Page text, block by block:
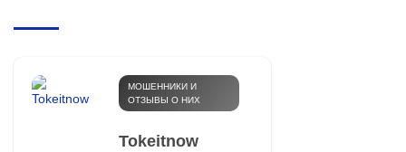
МОШЕННИКИ И
ОТЗЫВЫ О НИХ
Tokeitnow